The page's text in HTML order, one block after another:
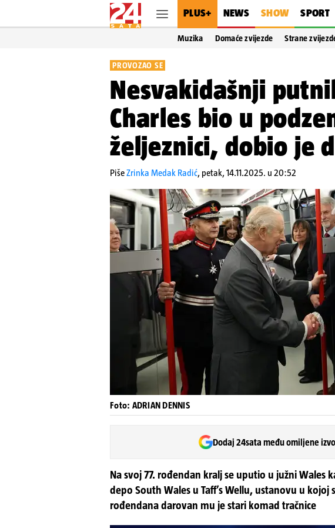
PLUS+ NEWS SHOW SPORT
Muzika Domaće zvijezde Strane
PROVOZAO SE
Nesvakidašnji
Charles bio u
željeznici, dobio je
PišeZrinka Medak Radić, petak, 14.11.2025. u 20:52
Foto: ADRIAN DENNIS
Dodaj 24sata među omiljene
Na svoj 77. rođendan kralj se uputio u južni Wales
depo South Wales u Taff’s Wellu, ustanovu u
rođendana darovan mu je stari komad tračnice